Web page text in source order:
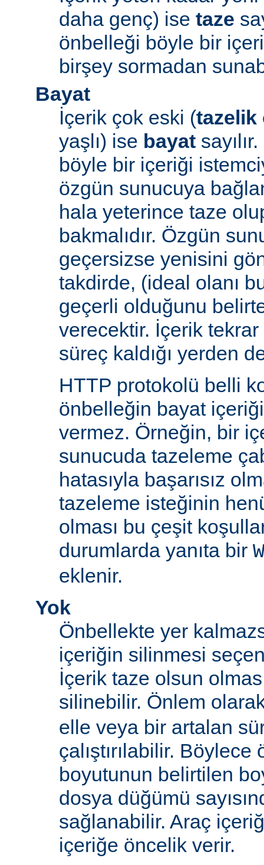
daha genç) ise taze
önbelleği böyle bir
birşey sormadan
Bayat
İçerik çok eski (tazelik
yaşlı) ise bayat
böyle bir içeriği
özgün sunucuya
hala yeterince taze
bakmalıdır. Özgün
geçersizse yenisini
takdirde, (ideal olanı
geçerli olduğunu
verecektir. İçerik
süreç kaldığı yerden
HTTP protokolü belli
önbelleğin bayat
vermez. Örneğin, bir
sunucuda tazeleme
hatasıyla başarısız
tazeleme isteğinin
olması bu çeşit
durumlarda yanıta bir
eklenir.
Yok
Önbellekte yer
içeriğin silinmesi
İçerik taze olsun
silinebilir. Önlem
elle veya bir artalan
çalıştırılabilir.
boyutunun belirtilen
dosya düğümü
sağlanabilir. Araç
içeriğe öncelik verir.